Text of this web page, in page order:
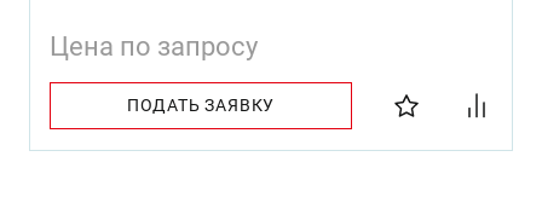
Цена по запросу
ПОДАТЬ ЗАЯВКУ